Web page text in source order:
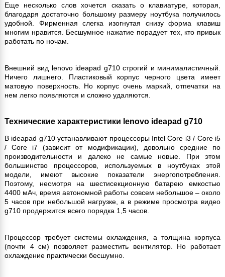
Еще несколько слов хочется сказать о клавиатуре, которая,
благодаря достаточно большому размеру ноутбука получилось
удобной. Фирменная слегка изогнутая снизу форма клавиш
многим нравится. Бесшумное нажатие порадует тех, кто привык
работать по ночам.
Внешний вид lenovo ideapad g710 строгий и минималистичный.
Ничего лишнего. Пластиковый корпус черного цвета имеет
матовую поверхность. Но корпус очень маркий, отпечатки на
нем легко появляются и сложно удаляются.
Технические характеристики lenovo ideapad g710
В ideapad g710 устанавливают процессоры Intel Core i3 / Core i5
/ Core i7 (зависит от модификации), довольно средние по
производительности и далеко не самые новые. При этом
большинство процессоров, используемых в ноутбуках этой
модели, имеют высокие показатели энергопотребления.
Поэтому, несмотря на шестисекционную батарею емкостью
4400 мАч, время автономной работы совсем небольшое – около
5 часов при небольшой нагрузке, а в режиме просмотра видео
g710 продержится всего порядка 1,5 часов.
Процессор требует системы охлаждения, а толщина корпуса
(почти 4 см) позволяет разместить вентилятор. Но работает
охлаждение практически бесшумно.